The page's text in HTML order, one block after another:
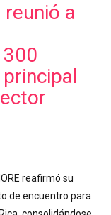
reunió a
reafirmó su
de encuentro para